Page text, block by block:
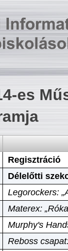
es
Regisztráció
Délelőtti
Legorockers:
Materex:
Murphy's
Reboss